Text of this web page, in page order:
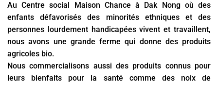
Au Centre social Maison Chance à Dak Nong où des
enfants défavorisés des minorités ethniques et des
personnes lourdement handicapées vivent et travaillent,
nous avons une grande ferme qui donne des produits
agricoles bio.
Nous commercialisons aussi des produits connus pour
leurs bienfaits pour la santé comme des noix de